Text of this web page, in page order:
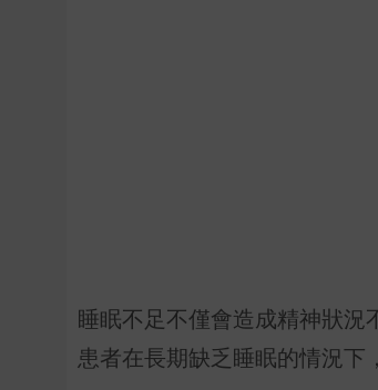
睡眠不足不僅會造成精神狀況
患者在長期缺乏睡眠的情況下